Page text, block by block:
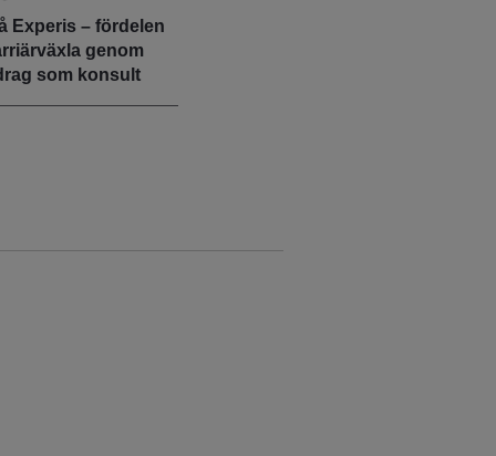
Experis – fördelen
genom
som konsult